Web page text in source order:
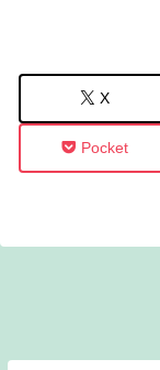
X
Pocket